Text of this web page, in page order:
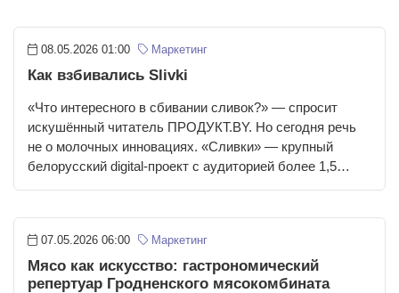
08.05.2026 01:00 Маркетинг
Как взбивались Slivki
«Что интересного в сбивании сливок?» — спросит
искушённый читатель ПРОДУКТ.BY. Но сегодня речь
не о молочных инновациях. «Сливки» — крупный
белорусский digital-проект с аудиторией более 1,5…
07.05.2026 06:00 Маркетинг
Мясо как искусство: гастрономический
репертуар Гродненского мясокомбината